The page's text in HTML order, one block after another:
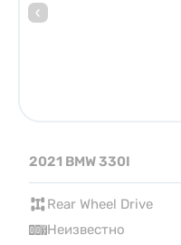
2021 BMW 330I
Rear Wheel Drive
Неизвестно